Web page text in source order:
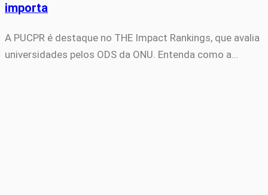
importa
A PUCPR é destaque no THE Impact Rankings, que avalia
universidades pelos ODS da ONU. Entenda como a…